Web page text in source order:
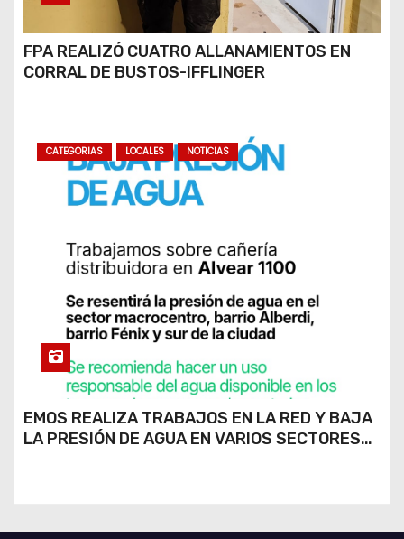
FPA REALIZÓ CUATRO ALLANAMIENTOS EN
CORRAL DE BUSTOS-IFFLINGER
CATEGORIAS LOCALES NOTICIAS
EMOS REALIZA TRABAJOS EN LA RED Y BAJA
LA PRESIÓN DE AGUA EN VARIOS SECTORES